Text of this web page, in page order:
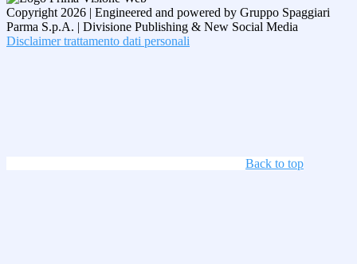
Copyright 2026 | Engineered and powered by Gruppo Spaggiari
Parma S.p.A. | Divisione Publishing & New Social Media
Disclaimer trattamento dati personali
Back to top